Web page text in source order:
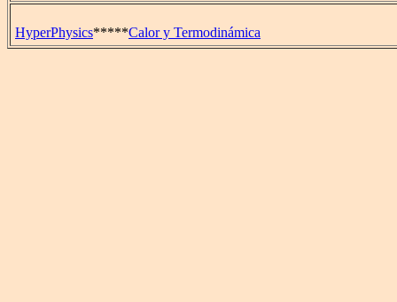
HyperPhysics*****Calor y Termodinámica